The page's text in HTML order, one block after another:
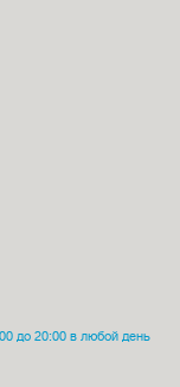
до 20:00 в любой день